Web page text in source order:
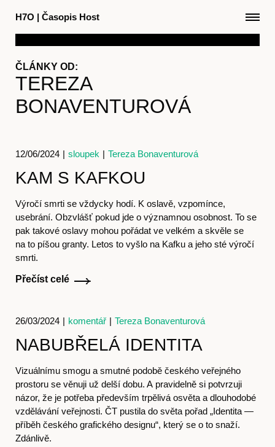
H7O | Časopis Host
ČLÁNKY OD:
TEREZA
BONAVENTUROVÁ
12/06/2024 | sloupek | Tereza Bonaventurová
KAM S KAFKOU
Výročí smrti se vždycky hodí. K oslavě, vzpomínce,
usebrání. Obzvlášť pokud jde o významnou osobnost. To se
pak takové oslavy mohou pořádat ve velkém a skvěle se
na to píšou granty. Letos to vyšlo na Kafku a jeho sté výročí
smrti.
Přečíst celé
26/03/2024 | komentář | Tereza Bonaventurová
NABUBŘELÁ IDENTITA
Vizuálnímu smogu a smutné podobě českého veřejného
prostoru se věnuji už delší dobu. A pravidelně si potvrzuji
názor, že je potřeba především trpělivá osvěta a dlouhodobé
vzdělávání veřejnosti. ČT pustila do světa pořad „Identita —
příběh českého grafického designu“, který se o to snaží.
Zdánlivě.